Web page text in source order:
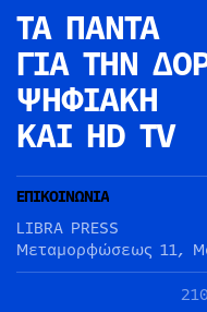
ΤΑ ΠΑΝΤΑ
ΓΙΑ ΤΗΝ
ΨΗΦΙΑΚΗ
ΚΑΙ HD TV
ΕΠΙΚΟΙΝΩΝΙΑ
LIBRA PRESS
Μεταμορφώσεως 11,